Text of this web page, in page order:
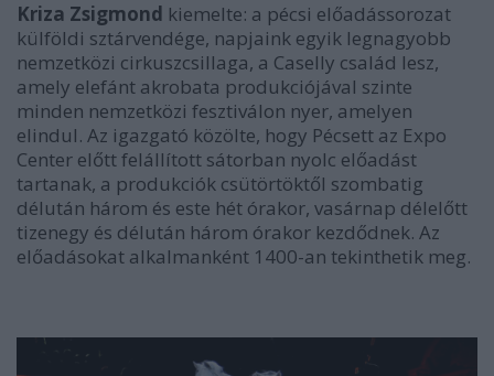
Kriza Zsigmond kiemelte: a pécsi előadássorozat
külföldi sztárvendége, napjaink egyik legnagyobb
nemzetközi cirkuszcsillaga, a Caselly család lesz,
amely elefánt akrobata produkciójával szinte
minden nemzetközi fesztiválon nyer, amelyen
elindul. Az igazgató közölte, hogy Pécsett az Expo
Center előtt felállított sátorban nyolc előadást
tartanak, a produkciók csütörtöktől szombatig
délután három és este hét órakor, vasárnap délelőtt
tizenegy és délután három órakor kezdődnek. Az
előadásokat alkalmanként 1400-an tekinthetik meg.